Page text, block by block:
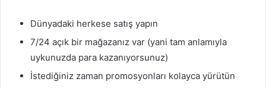
Dünyadaki herkese satış yapın
7/24 açık bir mağazanız var (yani tam anlamıyla
uykunuzda para kazanıyorsunuz)
İstediğiniz zaman promosyonları kolayca yürütün